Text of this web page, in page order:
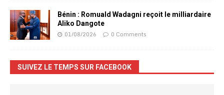
Bénin : Romuald Wadagni reçoit le milliardaire
Aliko Dangote
01/08/2026 0 Comments
SUIVEZ LE TEMPS SUR FACEBOOK